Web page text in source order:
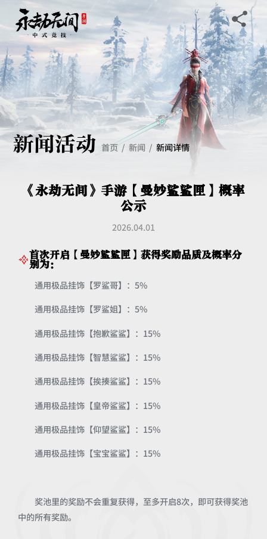
新闻活动 首页 新闻 新闻详情
《永劫无间》手游【曼妙鲨鲨匣】概率
公示
2026.04.01
首次开启【曼妙鲨鲨匣】获得奖励品质及概率分
别为：
通用极品挂饰【罗鲨哥】：5%
通用极品挂饰【罗鲨姐】：5%
通用极品挂饰【抱歉鲨鲨】：15%
通用极品挂饰【智慧鲨鲨】：15%
通用极品挂饰【挨揍鲨鲨】：15%
通用极品挂饰【皇帝鲨鲨】：15%
通用极品挂饰【仰望鲨鲨】：15%
通用极品挂饰【宝宝鲨鲨】：15%
奖池里的奖励不会重复获得，至多开启8次，即可获得奖池
中的所有奖励。